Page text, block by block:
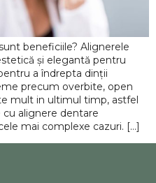
beneficiile? Alignerele
și elegantă pentru
a îndrepta dinții
precum overbite, open
mult in ultimul timp, astfel
alignere dentare
mai complexe cazuri. […]